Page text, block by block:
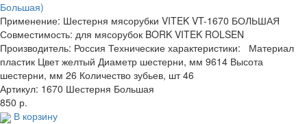
Большая)
Применение: Шестерня мясорубки VITEK VT-1670 БОЛЬШАЯ
Совместимость: для мясорубок BORK VITEK ROLSEN
Производитель: Россия Технические характеристики: Материал
пластик Цвет желтый Диаметр шестерни, мм 9614 Высота
шестерни, мм 26 Количество зубьев, шт 46
Артикул: 1670 Шестерня Большая
850 р.
В корзину